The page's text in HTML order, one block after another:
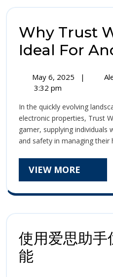
Why Trust
Ideal For
May 6, 2025
May
|
3:32 pm
In the quickly evolving landscape of cryptocurrency and
electronic properties, Trust
gamer, supplying individuals
and safety in managing their
VIEW MORE
使用爱思助手
能使